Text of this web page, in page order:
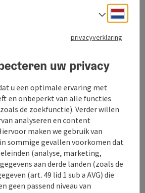
is een huskyboerderij in Opper-
grond, de sledehonden en wij
de TROEP.
samen in een gezinssamenleving,
maar een leven in een roedel
ruimte mag zij haar eigen
kunnen ze zich vrij bewegen en
privacyverklaring
uw privacy
u een optimale ervaring met
en onbeperkt van alle functies
de zoekfunctie). Verder willen
analyseren en content
maken we gebruik van
sommige gevallen voorkomen dat
(analyse, marketing,
aan derde landen (zoals de
(art. 49 lid 1 sub a AVG) die
geen passend niveau van